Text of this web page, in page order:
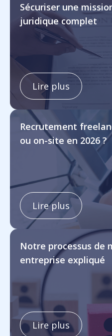
Sécuriser une
juridique complet
Lire plus
Recrutement
ou on-site en 2026 ?
Lire plus
Notre processus de
entreprise expliqué
Lire plus